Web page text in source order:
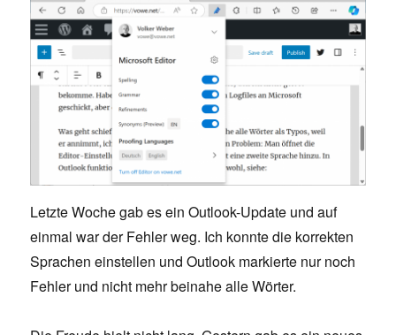
Letzte Woche gab es ein Outlook-Update und auf
einmal war der Fehler weg. Ich konnte die korrekten
Sprachen einstellen und Outlook markierte nur noch
Fehler und nicht mehr beinahe alle Wörter.